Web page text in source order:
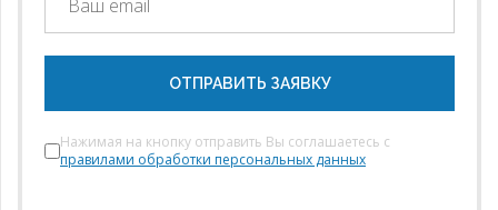
ОТПРАВИТЬ ЗАЯВКУ
Нажимая на кнопку отправить Вы соглашаетесь с
правилами обработки персональных данных